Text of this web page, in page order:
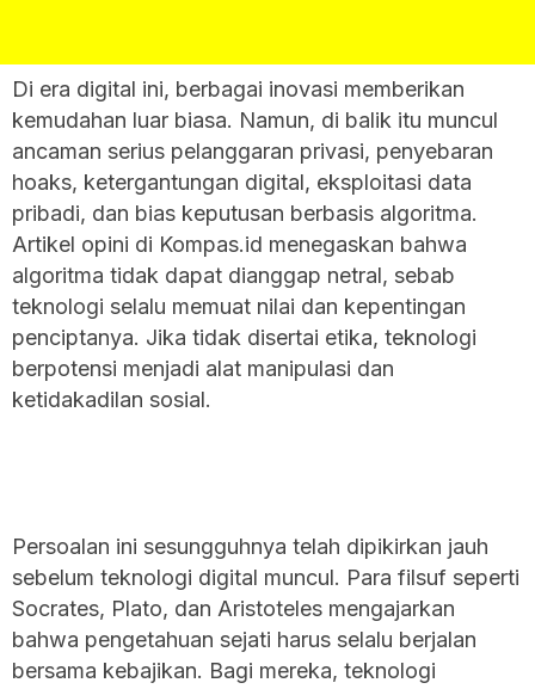
Di era digital ini, berbagai inovasi memberikan
kemudahan luar biasa. Namun, di balik itu muncul
ancaman serius pelanggaran privasi, penyebaran
hoaks, ketergantungan digital, eksploitasi data
pribadi, dan bias keputusan berbasis algoritma.
Artikel opini di Kompas.id menegaskan bahwa
algoritma tidak dapat dianggap netral, sebab
teknologi selalu memuat nilai dan kepentingan
penciptanya. Jika tidak disertai etika, teknologi
berpotensi menjadi alat manipulasi dan
ketidakadilan sosial.
Persoalan ini sesungguhnya telah dipikirkan jauh
sebelum teknologi digital muncul. Para filsuf seperti
Socrates, Plato, dan Aristoteles mengajarkan
bahwa pengetahuan sejati harus selalu berjalan
bersama kebajikan. Bagi mereka, teknologi